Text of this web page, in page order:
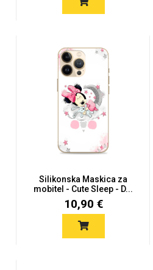
Silikonska Maskica za
mobitel - Cute Sleep - D...
10,90 €